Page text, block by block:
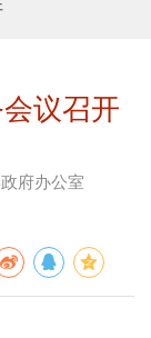
议召开
府办公室